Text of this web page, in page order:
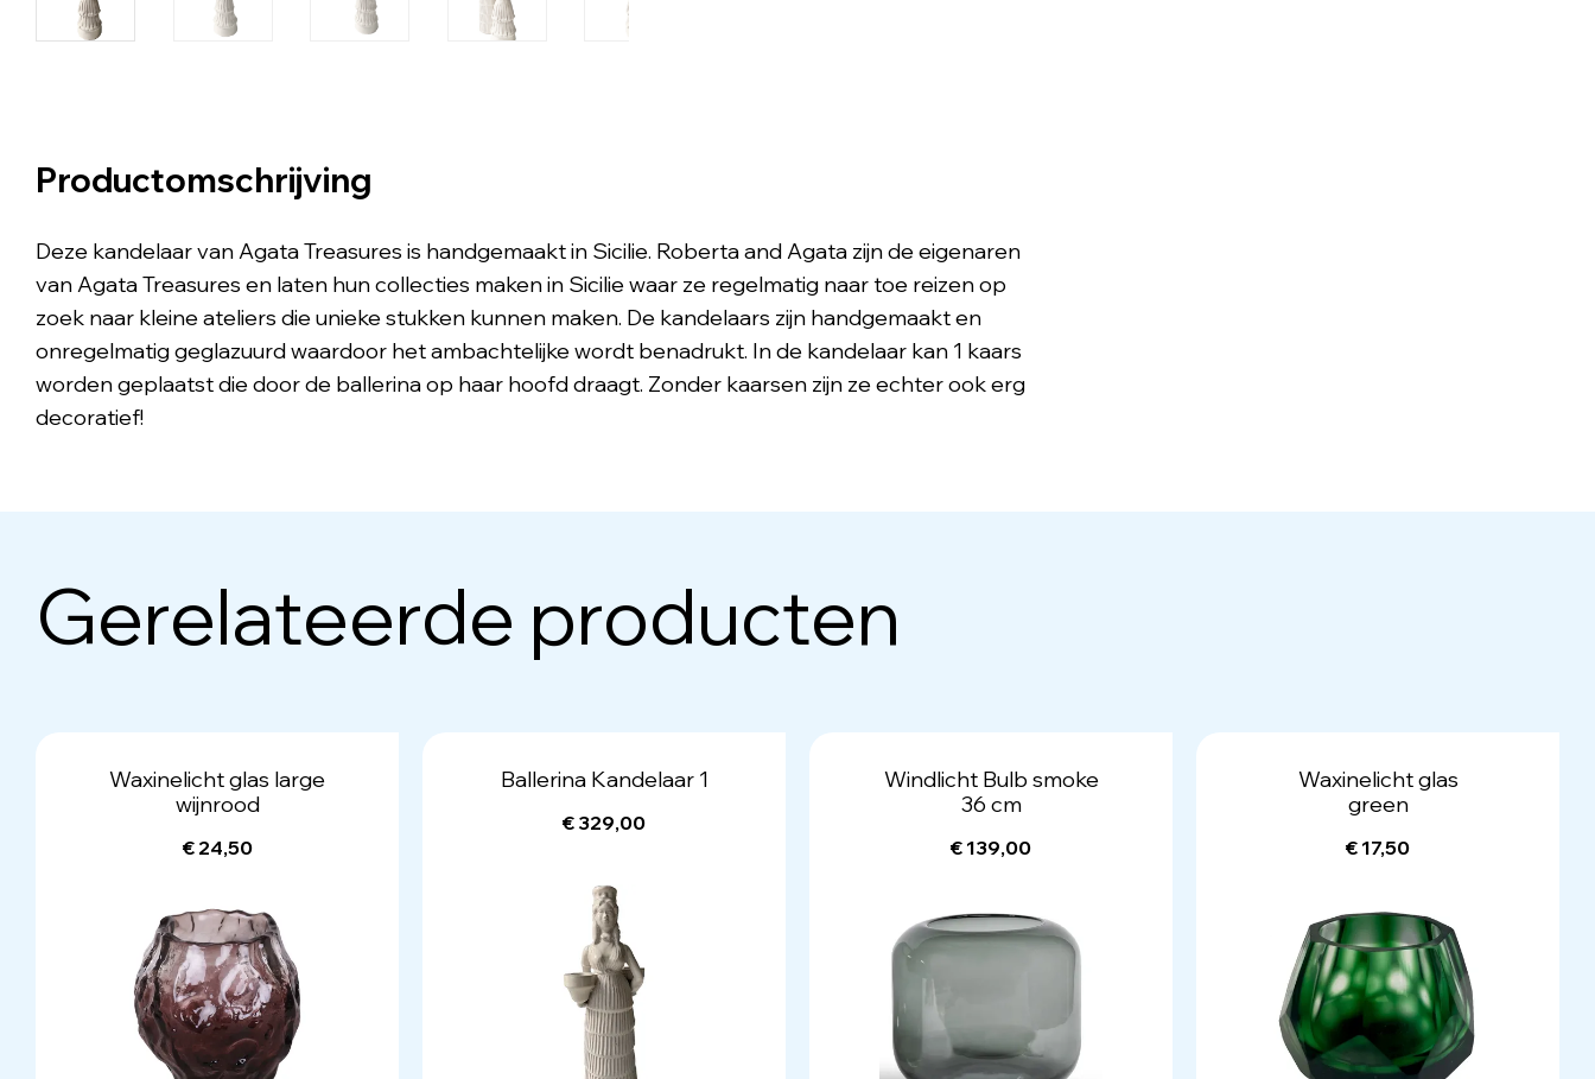
Productomschrijving
Deze kandelaar van Agata Treasures is handgemaakt in Sicilie. Roberta and Agata zijn de eigenaren
van Agata Treasures en laten hun collecties maken in Sicilie waar ze regelmatig naar toe reizen op
zoek naar kleine ateliers die unieke stukken kunnen maken. De kandelaars zijn handgemaakt en
onregelmatig geglazuurd waardoor het ambachtelijke wordt benadrukt. In de kandelaar kan 1 kaars
worden geplaatst die door de ballerina op haar hoofd draagt. Zonder kaarsen zijn ze echter ook erg
decoratief!
Gerelateerde producten
Waxinelicht glas large
wijnrood
€ 24,50
Ballerina Kandelaar 1
€ 329,00
Windlicht Bulb smoke
36 cm
€ 139,00
Waxinelicht glas
green
€ 17,50